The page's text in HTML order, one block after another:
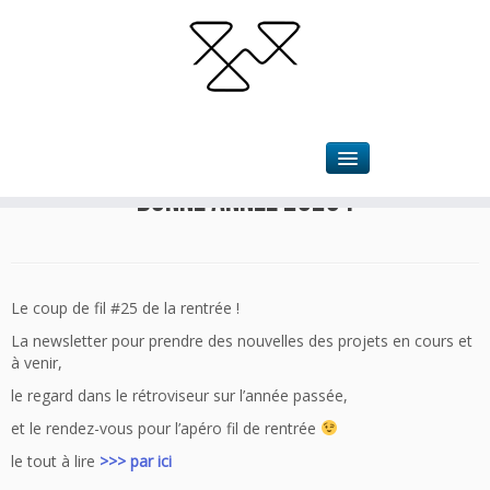
Bonne année 2023 !
Le coup de fil #25 de la rentrée !
La newsletter pour prendre des nouvelles des projets en cours et
à venir,
le regard dans le rétroviseur sur l’année passée,
et le rendez-vous pour l’apéro fil de rentrée
le tout à lire >>> par ici